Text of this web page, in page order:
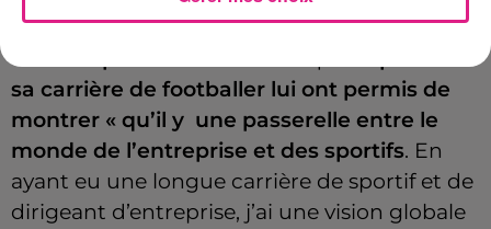
dirigeant de SK5, une boîte de consulting
en entreprise.
sa carrière de footballer lui ont permis de
montrer « qu’il y une passerelle entre le
monde de l’entreprise et des sportifs. En
ayant eu une longue carrière de sportif et de
dirigeant d’entreprise, j’ai une vision globale